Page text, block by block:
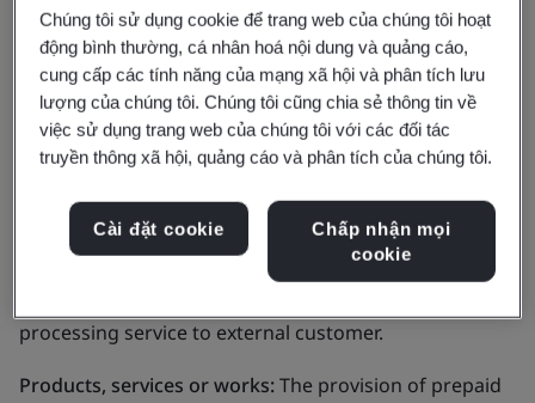
CHINA UNION LOYALTY
CO.LTD.
Business scope: The management of IT service in the
following areas: The provision of prepaid card,
processing service to external customer.
Products, services or works:The provision of prepaid
Chúng tôi sử dụng cookie để trang web của chúng tôi hoạt
động bình thường, cá nhân hoá nội dung và quảng cáo,
cung cấp các tính năng của mạng xã hội và phân tích lưu
lượng của chúng tôi. Chúng tôi cũng chia sẻ thông tin về
việc sử dụng trang web của chúng tôi với các đối tác
truyền thông xã hội, quảng cáo và phân tích của chúng tôi.
Cài đặt cookie
Chấp nhận mọi
cookie